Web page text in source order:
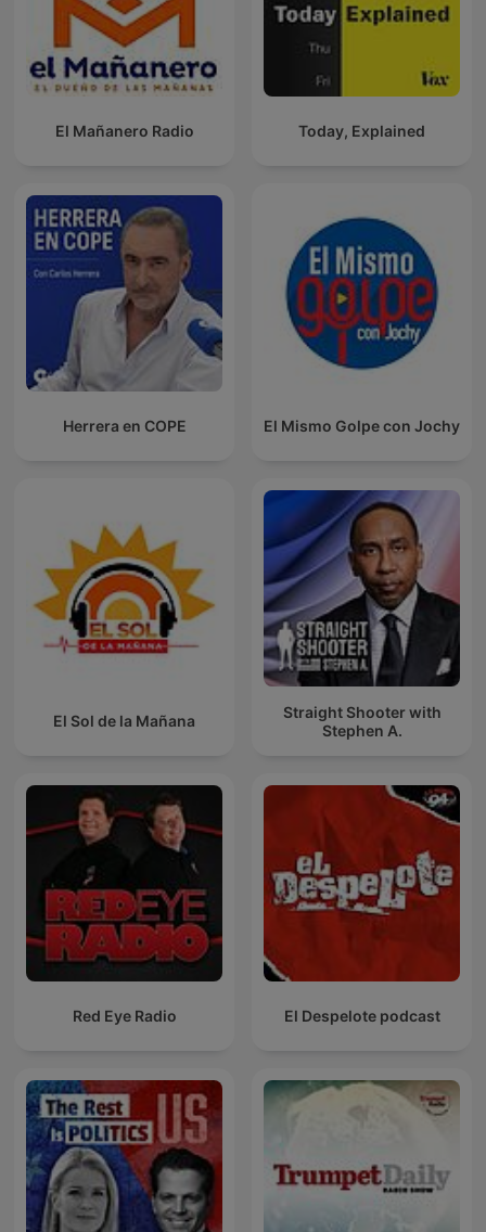
El Mañanero Radio Today, Explained
Herrera en COPE El Mismo Golpe con Jochy
El Sol de la Mañana
Straight Shooter with
Stephen A.
Red Eye Radio El Despelote podcast